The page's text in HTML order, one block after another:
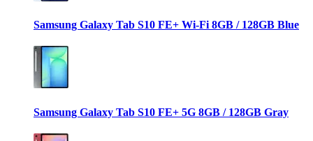
Samsung Galaxy Tab S10 FE+ Wi-Fi 8GB / 128GB Blue
Samsung Galaxy Tab S10 FE+ 5G 8GB / 128GB Gray